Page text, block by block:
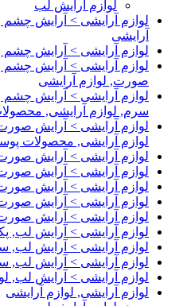
لوازم آرایش لب
لوازم آرایشی > آرایش چشم
آرایشی
لوازم آرایشی > آرایش چشم
لوازم آرایشی > آرایش چشم
صورت, لوازم آرایشی
لوازم آرایشی > آرایش
سرم, لوازم آرایشی,
لوازم آرایشی > آرایش
لوازم آرایشی, محصولات
لوازم آرایشی > آرایش
لوازم آرایشی > آرایش
لوازم آرایشی > آرایش
لوازم آرایشی > آرایش
لوازم آرایشی > آرایش
لوازم آرایشی > آرایش لب,
لوازم آرایشی > آرایش لب,
لوازم آرایشی > آرایش لب,
لوازم آرایشی > آرایش لب,
لوازم آرایشی, لوازم آرایشی